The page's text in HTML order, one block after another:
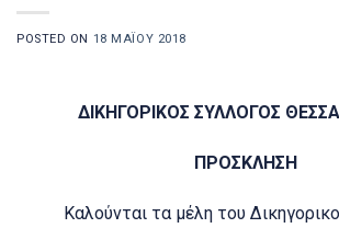
POSTED ON 18 ΜΑΪ́ΟΥ 2018
ΔΙΚΗΓΟΡΙΚΟΣ ΣΥΛΛΟΓΟΣ
ΠΡΟΣΚΛΗΣΗ
Καλούνται τα μέλη του